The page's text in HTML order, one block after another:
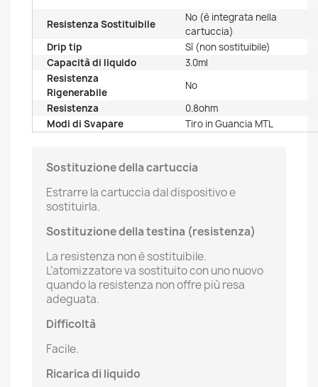
Resistenza Sostituibile
No (è integrata nella
cartuccia)
Drip tip
Sì (non sostituibile)
Capacità di liquido
3.0ml
Resistenza
Rigenerabile
No
Resistenza
0.8ohm
Modi di Svapare
Tiro in Guancia MTL
Sostituzione della cartuccia
Estrarre la cartuccia dal dispositivo e
sostituirla.
Sostituzione della testina (resistenza)
La resistenza non è sostituibile.
L’atomizzatore va sostituito con uno nuovo
quando la resistenza non offre più resa
adeguata.
Difficoltà
Facile.
Ricarica di liquido